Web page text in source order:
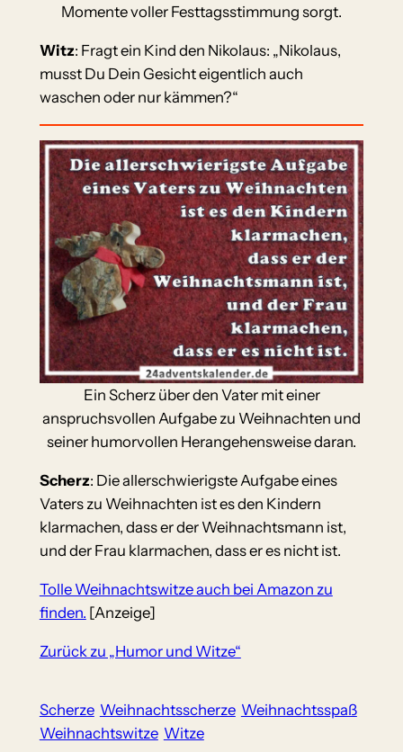
Momente voller Festtagsstimmung sorgt.
Witz: Fragt ein Kind den Nikolaus: „Nikolaus,
musst Du Dein Gesicht eigentlich auch
waschen oder nur kämmen?“
Ein Scherz über den Vater mit einer
anspruchsvollen Aufgabe zu Weihnachten und
seiner humorvollen Herangehensweise daran.
Scherz: Die allerschwierigste Aufgabe eines
Vaters zu Weihnachten ist es den Kindern
klarmachen, dass er der Weihnachtsmann ist,
und der Frau klarmachen, dass er es nicht ist.
Tolle Weihnachtswitze auch bei Amazon zu
finden. [Anzeige]
Zurück zu „Humor und Witze“
Scherze Weihnachtsscherze Weihnachtsspaß
Weihnachtswitze Witze